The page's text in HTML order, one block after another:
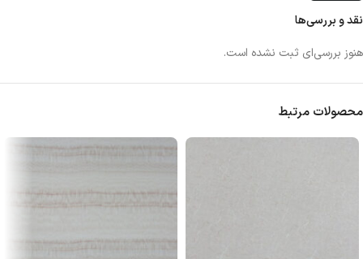
نقد و بررسی‌ها
هنوز بررسی‌ای ثبت نشده است.
محصولات مرتبط